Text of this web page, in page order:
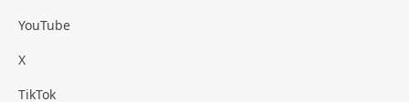
YouTube
X
TikTok